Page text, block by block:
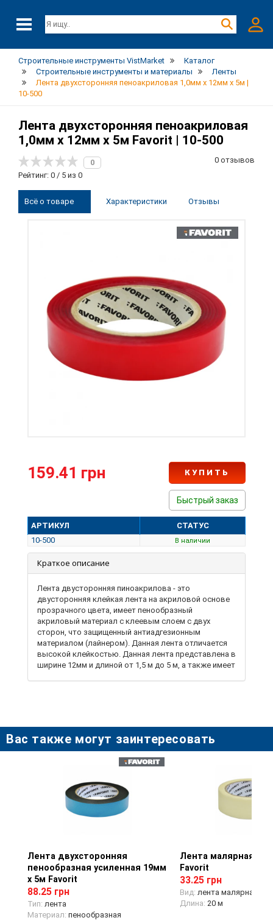
Строительные инструменты VistMarket
Каталог
Строительные инструменты и материалы
Ленты
Лента двухсторонняя пеноакриловая 1,0мм х 12мм х 5м |
10-500
Лента двухсторонняя пеноакриловая
1,0мм х 12мм х 5м Favorit | 10-500
0
Рейтинг: 0 / 5 из 0
0 отзывов
Всё о товаре Характеристики Отзывы
159.41 грн
Быстрый заказ
КУПИТЬ
АРТИКУЛ
СТАТУС
10-500
В наличии
Краткое описание
Лента двусторонняя пиноакрилова - это
двусторонняя клейкая лента на акриловой основе
прозрачного цвета, имеет пенообразный
акриловый материал с клеевым слоем с двух
сторон, что защищенный антиадгезионным
материалом (лайнером). Данная лента отличается
высокой клейкостью. Данная лента представлена ​​в
ширине 12мм и длиной от 1,5 м до 5 м, а также имеет
Вас также могут заинтересовать
Просмотр товара
Лента двухсторонняя
пенообразная усиленная 19мм
х 5м Favorit
88.25 грн
Тип: лента
Материал: пенообразная
Просмотр
Лента малярная
Favorit
33.25 грн
Вид: лента малярная
Длина: 20 м